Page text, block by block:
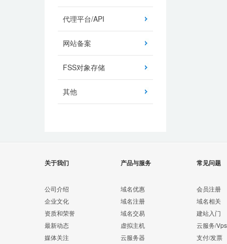
代理平台/API
网站备案
FSS对象存储
其他
关于我们
公司介绍
企业文化
资质和荣誉
最新动态
媒体关注
产品与服务
域名优惠
域名注册
域名交易
虚拟主机
云服务器
常见问题
会员注册
域名相关
建站入门
云服务/Vps
支付/发票